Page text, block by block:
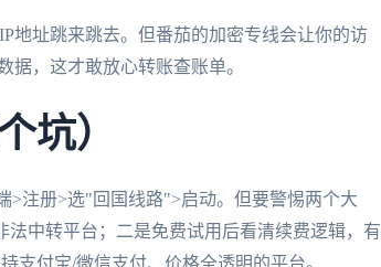
地址跳来跳去。但番茄的加密专线会让你的访
据，这才敢放心转账查账单。
坑）
>注册>选"回国线路">启动。但要警惕两个大
法中转平台；二是免费试用后看清续费逻辑，有